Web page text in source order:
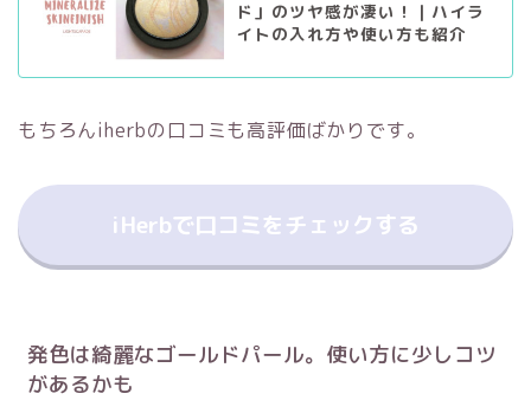
ド」のツヤ感が凄い！｜ハイラ
イトの入れ方や使い方も紹介
もちろんiherbの口コミも高評価ばかりです。
iHerbで口コミをチェックする
発色は綺麗なゴールドパール。使い方に少しコツ
があるかも